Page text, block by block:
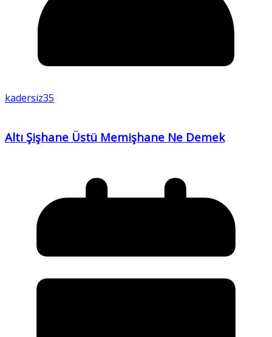
kadersiz35
Altı Şişhane Üstü Memişhane Ne Demek